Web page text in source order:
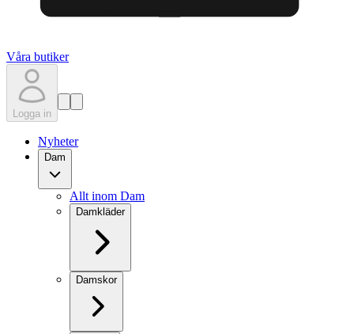
Våra butiker
Logga in
Nyheter
Dam
Allt inom Dam
Damkläder
Damskor